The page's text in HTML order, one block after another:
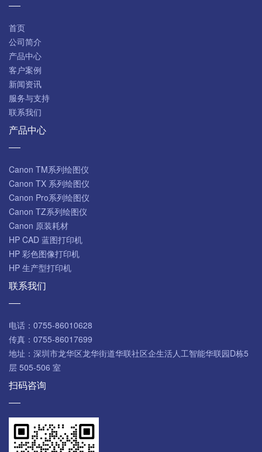
首页
公司简介
产品中心
客户案例
新闻资讯
服务与支持
联系我们
产品中心
Canon TM系列绘图仪
Canon TX 系列绘图仪
Canon Pro系列绘图仪
Canon TZ系列绘图仪
Canon 原装耗材
HP CAD 蓝图打印机
HP 彩色图像打印机
HP 生产型打印机
联系我们
电话： 0755-86010628
传真： 0755-86017699
地址： 深圳市龙华区龙华街道华联社区企生活人工智能华联园D栋5
层 505-506 室
扫码咨询